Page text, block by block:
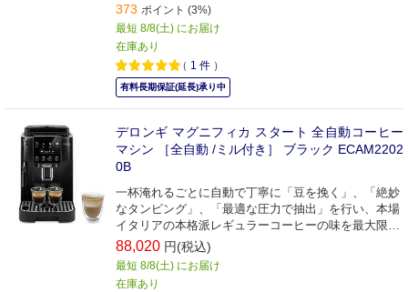
373 ポイント (3%)
最短 8/8(土) にお届け
在庫あり
（ 1 件 ）
有料長期保証(延長)承り中
デロンギ マグニフィカ スタート 全自動コーヒー
マシン ［全自動 /ミル付き］ ブラック ECAM2202
0B
一杯淹れるごとに自動で丁寧に「豆を挽く」、「絶妙
なタンピング」、「最適な圧力で抽出」を行い、本場
イタリアの本格派レギュラーコーヒーの味を最大限に
実現。
88,020 円(税込)
最短 8/8(土) にお届け
在庫あり